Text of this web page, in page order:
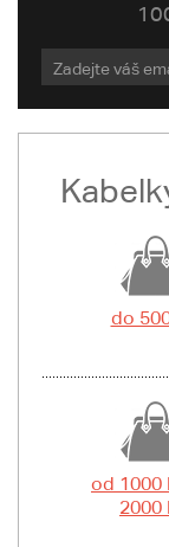
do
od 1000
2000